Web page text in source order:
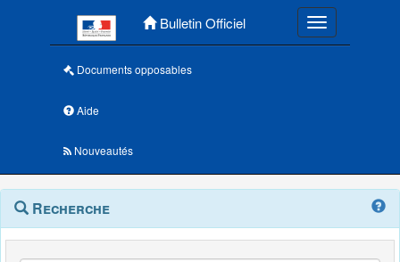
Bulletin Officiel Toggle
Documents opposables
Aide
Nouveautés
Navigation
outils
Menu
contextuel
Recherche